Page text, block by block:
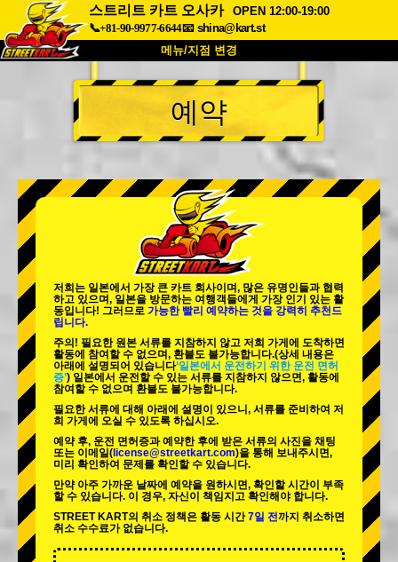
스트리트 카트 오사카
OPEN 12:00-19:00
📞+81-90-9977-6644📧 shina@kart.st
메뉴/지점 변경
최상단
소개 사양 가격
회사 정보 예약
지점 변경
도쿄 시나가와 #1 도쿄 아키하바라#1
도쿄 아키하바라#2
도쿄 시부야 애넥스 도쿄 베이
도쿄 아사쿠사
오키나와
예약
저희는 일본에서 가장 큰 카트 회사이며, 많은 유명인들과 협력
하고 있으며, 일본을 방문하는 여행객들에게 가장 인기 있는 활
동입니다! 그러므로 가능한 빨리 예약하는 것을 강력히 추천드
립니다.
주의! 필요한 원본 서류를 지참하지 않고 저희 가게에 도착하면
활동에 참여할 수 없으며, 환불도 불가능합니다.(상세 내용은
아래에 설명되어 있습니다‘일본에서 운전하기 위한 운전 면허
증’) 일본에서 운전할 수 있는 서류를 지참하지 않으면, 활동에
참여할 수 없으며 환불도 불가능합니다.
필요한 서류에 대해 아래에 설명이 있으니, 서류를 준비하여 저
희 가게에 오실 수 있도록 하십시오.
예약 후, 운전 면허증과 예약한 후에 받은 서류의 사진을 채팅
또는 이메일( license@streetkart.com)을 통해 보내주시면,
미리 확인하여 문제를 확인할 수 있습니다.
만약 아주 가까운 날짜에 예약을 원하시면, 확인할 시간이 부족
할 수 있습니다. 이 경우, 자신이 책임지고 확인해야 합니다.
STREET KART의 취소 정책은 활동 시간7일 전까지 취소하면
취소 수수료가 없습니다.